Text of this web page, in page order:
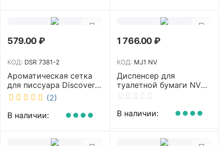
579.00₽
КОД: DSR 7381-2
Ароматическая сетка
для писсуара Discover
аромат Queen DSR
7381-2
(2)
В наличии:
1 766.00₽
КОД: MJ1 NV
Диспенсер для
туалетной бумаги NV
белый MJ1 NV
В наличии: